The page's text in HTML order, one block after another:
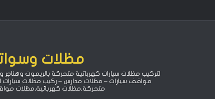
مظلات
مواقف سيارات – مظلات مدارس – ركيب مظلات سيارات
متحركة,مظلات كهربائية,مظلات